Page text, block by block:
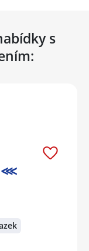
s
⋘